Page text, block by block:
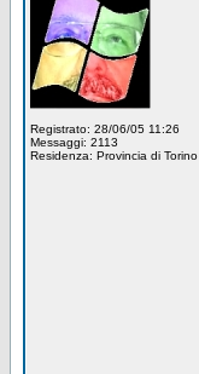
Registrato: 28/06/05 11:26
Messaggi: 2113
Residenza: Provincia di Torino